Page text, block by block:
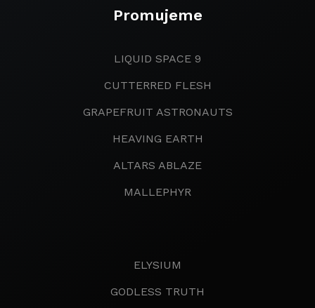
Promujeme
LIQUID SPACE 9
CUTTERRED FLESH
GRAPEFRUIT ASTRONAUTS
HEAVING EARTH
ALTARS ABLAZE
MALLEPHYR
ELYSIUM
GODLESS TRUTH